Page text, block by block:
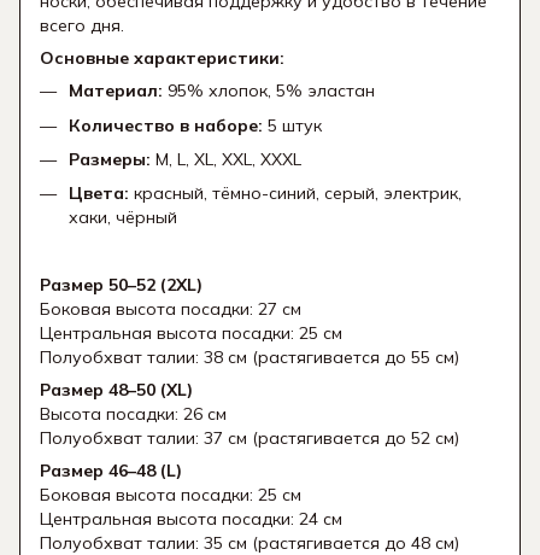
всего дня.
Основные характеристики:
Материал: 95% хлопок, 5% эластан
Количество в наборе: 5 штук
Размеры: M, L, XL, XXL, XXXL
Цвета: красный, тёмно-синий, серый, электрик,
хаки, чёрный
Размер 50–52 (2XL)
Боковая высота посадки: 27 см
Центральная высота посадки: 25 см
Полуобхват талии: 38 см (растягивается до 55 см)
Размер 48–50 (XL)
Высота посадки: 26 см
Полуобхват талии: 37 см (растягивается до 52 см)
Размер 46–48 (L)
Боковая высота посадки: 25 см
Центральная высота посадки: 24 см
Полуобхват талии: 35 см (растягивается до 48 см)